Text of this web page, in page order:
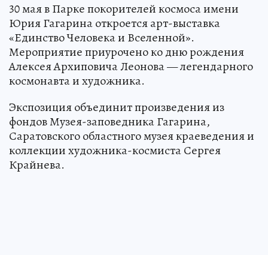
30 мая в Парке покорителей космоса имени
Юрия Гагарина откроется арт-выставка
«Единство Человека и Вселенной».
Мероприятие приурочено ко дню рождения
Алексея Архиповича Леонова — легендарного
космонавта и художника.
Экспозиция объединит произведения из
фондов Музея-заповедника Гагарина,
Саратовского областного музея краеведения и
коллекции художника-космиста Сергея
Крайнева.